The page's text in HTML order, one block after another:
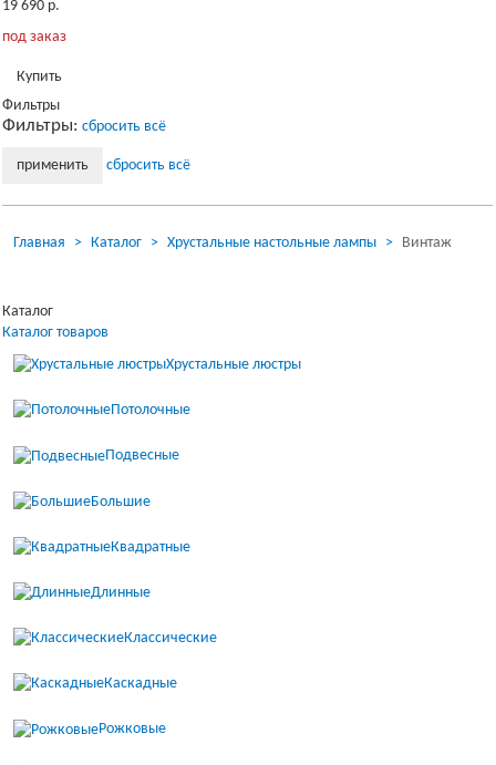
19 690 р.
под заказ
Купить
Фильтры
Фильтры: сбросить всё
применить сбросить всё
Главная Каталог Хрустальные настольные лампы Винтаж
Каталог
Каталог товаров
Хрустальные люстры
Потолочные
Подвесные
Большие
Квадратные
Длинные
Классические
Каскадные
Рожковые